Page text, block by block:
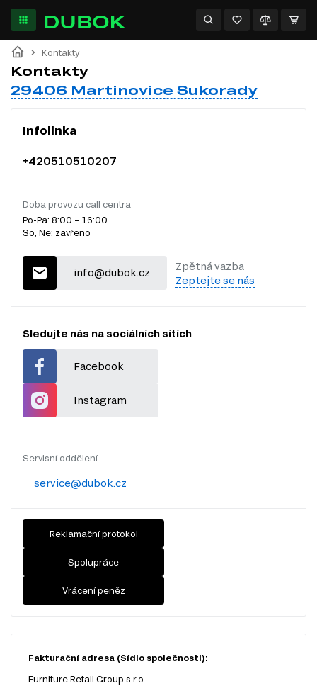
Kontakty
Kontakty
29406 Martinovice Sukorady
Infolinka
+420510510207
Doba provozu call centra
Po-Pa: 8:00 – 16:00
So, Ne: zavřeno
info@dubok.cz
Zpětná vazba
Zeptejte se nás
Sledujte nás na sociálních sítích
Facebook
Instagram
Servisní oddělení
service@dubok.cz
Reklamační protokol
Spolupráce
Vrácení peněz
Fakturační adresa (Sídlo společnosti):
Furniture Retail Group s.r.o.